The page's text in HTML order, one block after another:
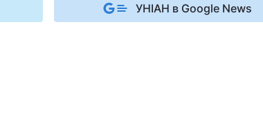
УНІАН в Google News